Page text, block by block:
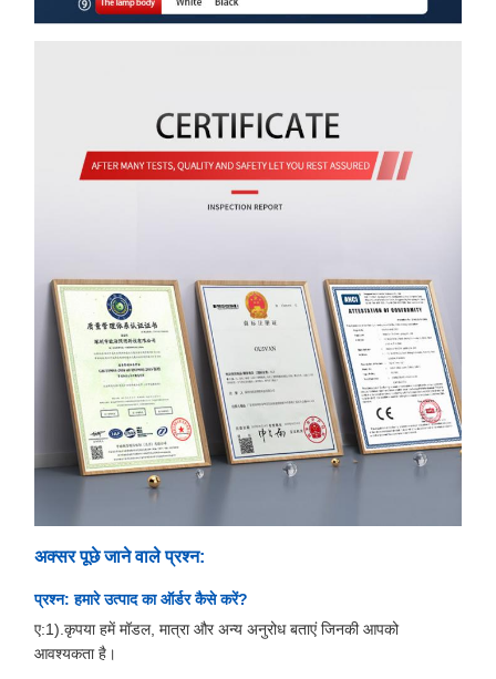
अक्सर पूछे जाने वाले प्रश्न:
प्रश्न: हमारे उत्पाद का ऑर्डर कैसे करें?
ए:1).कृपया हमें मॉडल, मात्रा और अन्य अनुरोध बताएं जिनकी आपको
आवश्यकता है।